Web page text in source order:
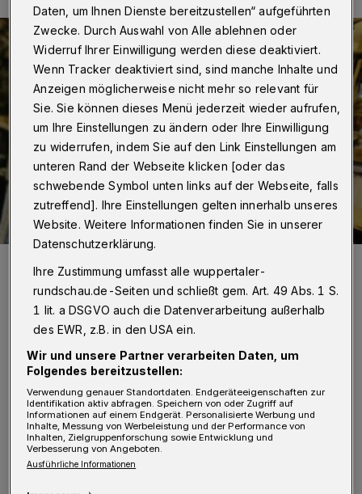
die Töpferkunst einweihen und formte einen Futternapf für ihren
W ie wäre es mit etwas selbst
Getöpferten. Ob Schale, Vase oder
Trinkgefäß – jedes Teil ist ein Unikat. Und
Daten, um Ihnen Dienste bereitzustellen“ aufgeführten
Zwecke. Durch Auswahl von Alle ablehnen oder
Widerruf Ihrer Einwilligung werden diese deaktiviert.
Wenn Tracker deaktiviert sind, sind manche Inhalte und
Anzeigen möglicherweise nicht mehr so relevant für
Sie. Sie können dieses Menü jederzeit wieder aufrufen,
um Ihre Einstellungen zu ändern oder Ihre Einwilligung
zu widerrufen, indem Sie auf den Link Einstellungen am
unteren Rand der Webseite klicken [oder das
schwebende Symbol unten links auf der Webseite, falls
zutreffend]. Ihre Einstellungen gelten innerhalb unseres
Website. Weitere Informationen finden Sie in unserer
Datenschutzerklärung.
Ihre Zustimmung umfasst alle wuppertaler-
rundschau.de-Seiten und schließt gem. Art. 49 Abs. 1 S.
1 lit. a DSGVO auch die Datenverarbeitung außerhalb
des EWR, z.B. in den USA ein.
Wir und unsere Partner verarbeiten Daten, um
Folgendes bereitzustellen:
Verwendung genauer Standortdaten. Endgeräteeigenschaften zur
Identifikation aktiv abfragen. Speichern von oder Zugriff auf
Informationen auf einem Endgerät. Personalisierte Werbung und
Inhalte, Messung von Werbeleistung und der Performance von
Inhalten, Zielgruppenforschung sowie Entwicklung und
Verbesserung von Angeboten.
Ausführliche Informationen